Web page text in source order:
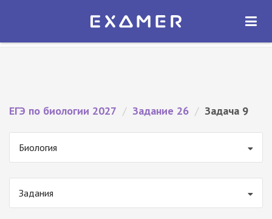
Экзамер — ЕГЭ 2027
ОТКРЫТЬ
ЕГЭ по биологии 2027 / Задание 26 / Задача 9
Биология
Задания